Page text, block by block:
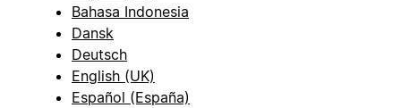
Bahasa Indonesia
Dansk
Deutsch
English (UK)
Español (España)